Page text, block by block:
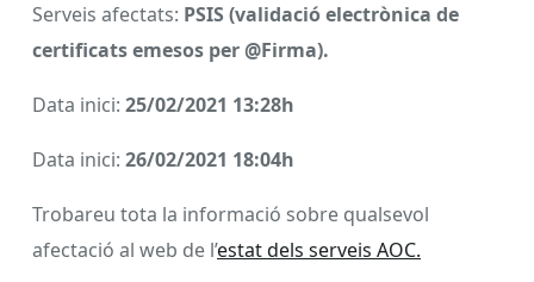
Serveis afectats: PSIS (validació electrònica de
certificats emesos per @Firma).
Data inici: 25/02/2021 13:28h
Data inici: 26/02/2021 18:04h
Trobareu tota la informació sobre qualsevol
afectació al web de l’estat dels serveis AOC.